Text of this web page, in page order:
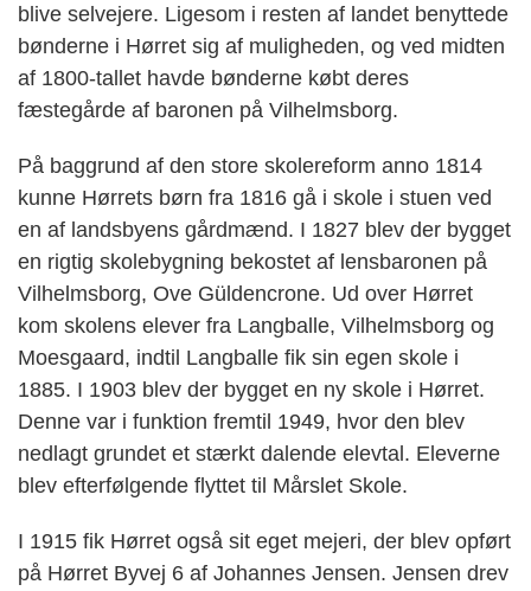
blive selvejere. Ligesom i resten af landet benyttede
bønderne i Hørret sig af muligheden, og ved midten
af 1800-tallet havde bønderne købt deres
fæstegårde af baronen på Vilhelmsborg.
På baggrund af den store skolereform anno 1814
kunne Hørrets børn fra 1816 gå i skole i stuen ved
en af landsbyens gårdmænd. I 1827 blev der bygget
en rigtig skolebygning bekostet af lensbaronen på
Vilhelmsborg, Ove Güldencrone. Ud over Hørret
kom skolens elever fra Langballe, Vilhelmsborg og
Moesgaard, indtil Langballe fik sin egen skole i
1885. I 1903 blev der bygget en ny skole i Hørret.
Denne var i funktion fremtil 1949, hvor den blev
nedlagt grundet et stærkt dalende elevtal. Eleverne
blev efterfølgende flyttet til Mårslet Skole.
I 1915 fik Hørret også sit eget mejeri, der blev opført
på Hørret Byvej 6 af Johannes Jensen. Jensen drev